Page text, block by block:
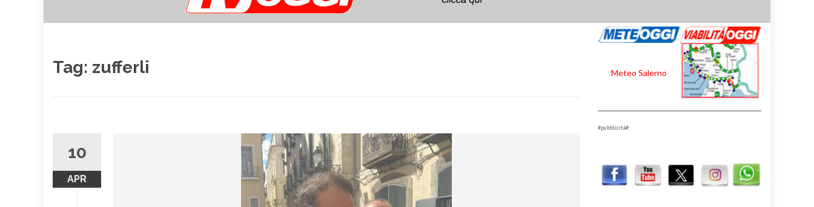
Tag: zufferli
10
APR
Meteo Salerno
#pubblicità#